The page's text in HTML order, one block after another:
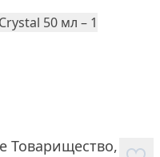
Товарищество,